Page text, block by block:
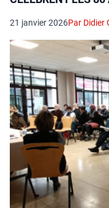
21 janvier 2026Par Didier